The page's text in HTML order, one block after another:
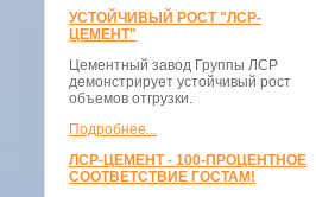
УСТОЙЧИВЫЙ РОСТ "ЛСР-
ЦЕМЕНТ"
Цементный завод Группы ЛСР
демонстрирует устойчивый рост
объемов отгрузки.
Подробнее...
ЛСР-ЦЕМЕНТ - 100-ПРОЦЕНТНОЕ
СООТВЕТСТВИЕ ГОСТАМ!